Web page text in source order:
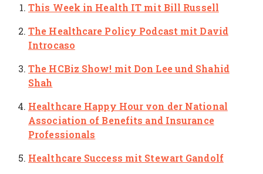
This Week in Health IT mit Bill Russell
The Healthcare Policy Podcast mit David
Introcaso
The HCBiz Show! mit Don Lee und Shahid
Shah
Healthcare Happy Hour von der National
Association of Benefits and Insurance
Professionals
Healthcare Success mit Stewart Gandolf